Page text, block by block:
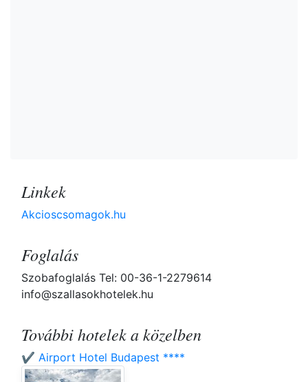
Linkek
Akcioscsomagok.hu
Foglalás
Szobafoglalás Tel: 00-36-1-2279614
info@szallasokhotelek.hu
További hotelek a közelben
✔️ Airport Hotel Budapest ****